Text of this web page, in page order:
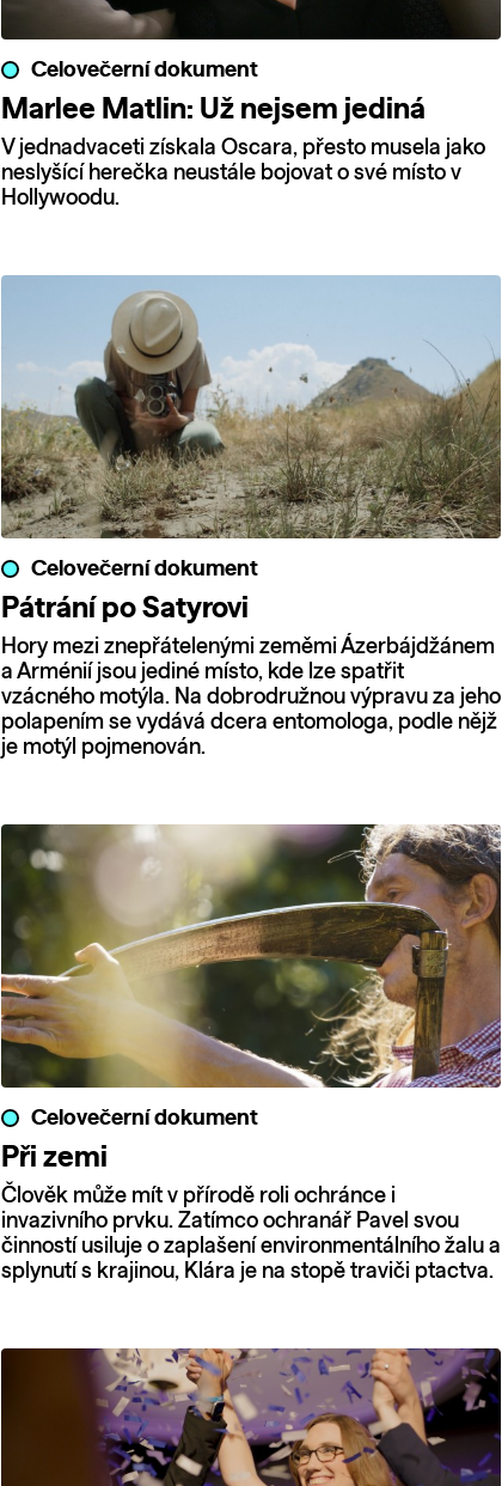
Celovečerní dokument
Marlee Matlin: Už nejsem jediná
V jednadvaceti získala Oscara, přesto musela jako
neslyšící herečka neustále bojovat o své místo v
Hollywoodu.
Celovečerní dokument
Pátrání po Satyrovi
Hory mezi znepřátelenými zeměmi Ázerbájdžánem
a Arménií jsou jediné místo, kde lze spatřit
vzácného motýla. Na dobrodružnou výpravu za jeho
polapením se vydává dcera entomologa, podle nějž
je motýl pojmenován.
Celovečerní dokument
Při zemi
Člověk může mít v přírodě roli ochránce i
invazivního prvku. Zatímco ochranář Pavel svou
činností usiluje o zaplašení environmentálního žalu a
splynutí s krajinou, Klára je na stopě traviči ptactva.